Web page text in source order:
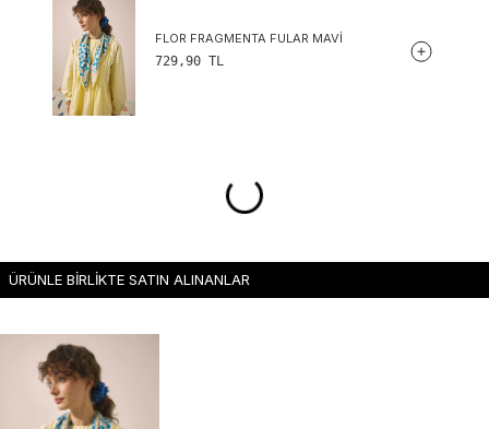
FLOR FRAGMENTA FULAR MAVI
729,90 TL
ÜRÜNLE BİRLİKTE SATIN ALINANLAR